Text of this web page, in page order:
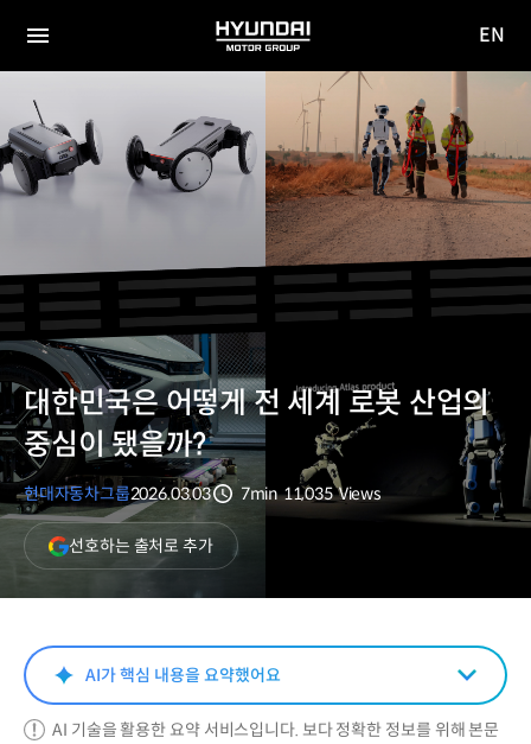
전체
HYUNDAI
MOTOR
사이
EN
대한민국은 어떻게 전 세계 로봇 산업의
중심이 됐을까?
현대자동차그룹2026.03.03
분량
7min
조회수
11,035 Views
선호하는 출처로 추가(새
창
열림)
AI가 핵심 내용을 요약했어요
AI 기술을 활용한 요약 서비스입니다. 보다 정확한 정보를 위해 본문